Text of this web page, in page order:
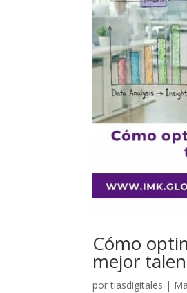
Cómo
mejor
portiasdigitales |